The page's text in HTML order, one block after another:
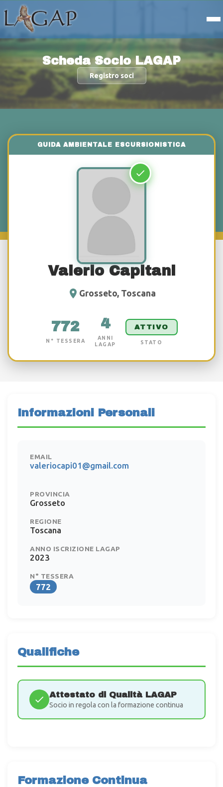
Scheda Socio LAGAP
Registro soci
Valerio Capitani
Grosseto, Toscana
772
N° TESSERA
4
ANNI
LAGAP
ATTIVO
STATO
Informazioni Personali
EMAIL
valeriocapi01@gmail.com
PROVINCIA
Grosseto
REGIONE
Toscana
ANNO ISCRIZIONE LAGAP
2023
N° TESSERA
772
Qualifiche
Attestato di Qualità LAGAP
Socio in regola con la formazione continua
Formazione Continua